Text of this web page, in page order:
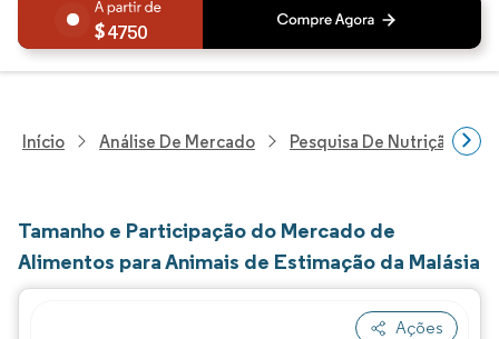
4750
Início Análise De Mercado Pesquisa De Nutrição E
Tamanho e Participação do Mercado de
Alimentos para Animais de Estimação da Malásia
Ações